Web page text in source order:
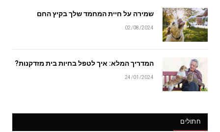
שמירה על חיית המחמד שלך בקיץ החם
02/08/2024
המדריך המלא: איך לטפל בחיות בית מזדקנות?
24/01/2024
חתולים